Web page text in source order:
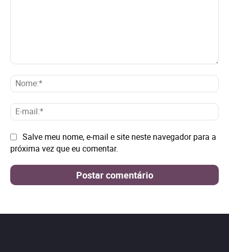
E-
Site: Salve meu nome, e-mail e site neste navegador para a
próxima vez que eu comentar.